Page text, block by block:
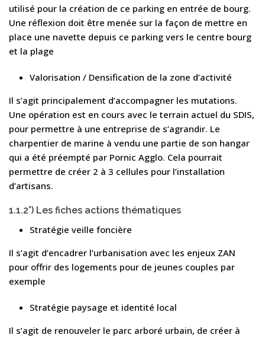
utilisé pour la création de ce parking en entrée de bourg.
Une réflexion doit être menée sur la façon de mettre en
place une navette depuis ce parking vers le centre bourg
et la plage
Valorisation / Densification de la zone d’activité
Il s’agit principalement d’accompagner les mutations.
Une opération est en cours avec le terrain actuel du SDIS,
pour permettre à une entreprise de s’agrandir. Le
charpentier de marine à vendu une partie de son hangar
qui a été préempté par Pornic Agglo. Cela pourrait
permettre de créer 2 à 3 cellules pour l’installation
d’artisans.
1.1.2°) Les fiches actions thématiques
Stratégie veille foncière
Il s’agit d’encadrer l’urbanisation avec les enjeux ZAN
pour offrir des logements pour de jeunes couples par
exemple
Stratégie paysage et identité local
Il s’agit de renouveler le parc arboré urbain, de créer à